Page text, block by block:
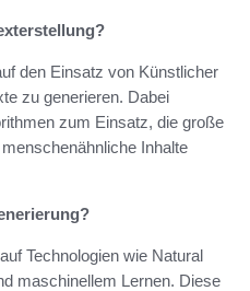
den Einsatz von Künstlicher
zu generieren. Dabei
zum Einsatz, die große
Inhalte
Technologien wie Natural
maschinellem Lernen. Diese